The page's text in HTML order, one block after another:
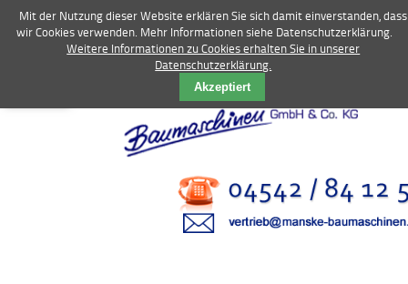
Bagger
Mit der Nutzung dieser Website erklären Sie sich damit einverstanden, dass
wir Cookies verwenden. Mehr Informationen siehe Datenschutzerklärung.
Weitere Informationen zu Cookies erhalten Sie in unserer
Datenschutzerklärung.
Akzeptiert